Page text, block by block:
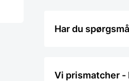
Har du
Vi prismatcher -